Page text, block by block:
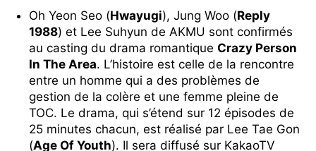
Oh Yeon Seo (Hwayugi), Jung Woo (Reply
1988) et Lee Suhyun de AKMU sont confirmés
au casting du drama romantique Crazy Person
In The Area. L’histoire est celle de la rencontre
entre un homme qui a des problèmes de
gestion de la colère et une femme pleine de
TOC. Le drama, qui s’étend sur 12 épisodes de
25 minutes chacun, est réalisé par Lee Tae Gon
(Age Of Youth). Il sera diffusé sur KakaoTV